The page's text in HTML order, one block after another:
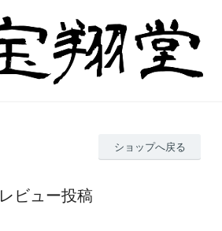
ショップへ戻る
レビュー投稿